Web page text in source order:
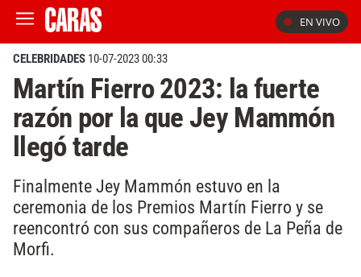
EN VIVO
CELEBRIDADES 10-07-2023 00:33
Martín Fierro 2023: la fuerte
razón por la que Jey Mammón
llegó tarde
Finalmente Jey Mammón estuvo en la
ceremonia de los Premios Martín Fierro y se
reencontró con sus compañeros de La Peña de
Morfi.